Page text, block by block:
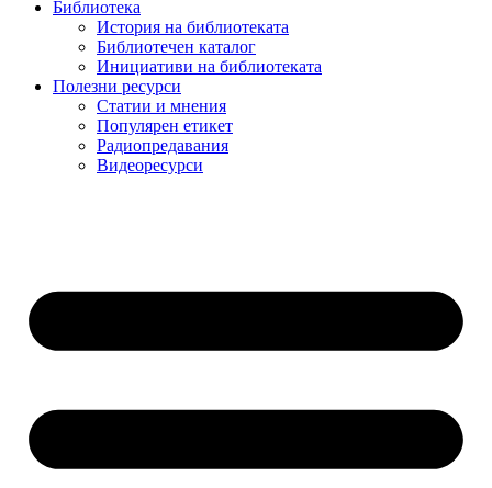
Библиотека
История на библиотеката
Библиотечен каталог
Инициативи на библиотеката
Полезни ресурси
Статии и мнения
Популярен етикет
Радиопредавания
Видеоресурси